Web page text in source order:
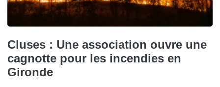
Cluses : Une association ouvre une
cagnotte pour les incendies en
Gironde